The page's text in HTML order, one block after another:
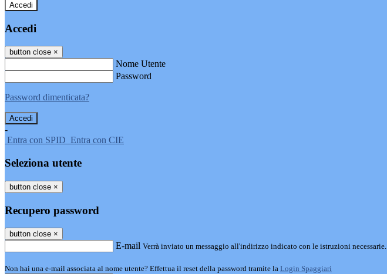
Accedi
Accedi
button close ×
Nome Utente
Password
Password dimenticata?
-
Entra con SPID Entra con CIE
Seleziona utente
button close ×
Recupero password
button close ×
E-mail Verrà inviato un messaggio all'indirizzo indicato con le istruzioni necessarie.
Non hai una e-mail associata al nome utente? Effettua il reset della password tramite la Login Spaggiari